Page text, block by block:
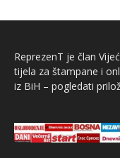
ReprezenT je član
tijela za štampane i
iz BiH – pogledati